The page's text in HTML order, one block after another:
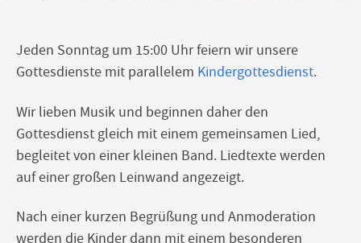
Jeden Sonntag um 15:00 Uhr feiern wir unsere
Gottesdienste mit parallelem Kindergottesdienst.
Wir lieben Musik und beginnen daher den
Gottesdienst gleich mit einem gemeinsamen Lied,
begleitet von einer kleinen Band. Liedtexte werden
auf einer großen Leinwand angezeigt.
Nach einer kurzen Begrüßung und Anmoderation
werden die Kinder dann mit einem besonderen